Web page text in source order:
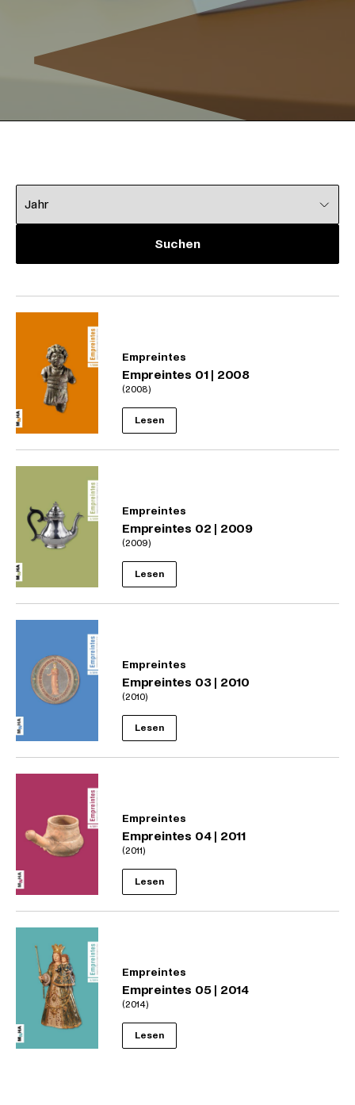
Empreintes
Empreintes 01 | 2008
(2008)
Lesen
Empreintes
Empreintes 02 | 2009
(2009)
Lesen
Empreintes
Empreintes 03 | 2010
(2010)
Lesen
Empreintes
Empreintes 04 | 2011
(2011)
Lesen
Empreintes
Empreintes 05 | 2014
(2014)
Lesen